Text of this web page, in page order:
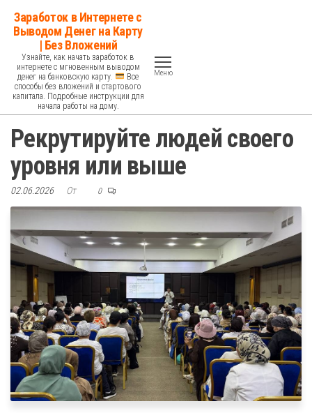
Перейти
содержимому
Заработок в Интернете с
Выводом Денег на Карту
| Без Вложений
Узнайте, как начать заработок в
интернете с мгновенным выводом
денег на банковскую карту.
Все
способы без вложений и стартового
капитала. Подробные инструкции для
начала работы на дому.
Меню
Рекрутируйте людей своего
уровня или выше
02.06.2026 От 0